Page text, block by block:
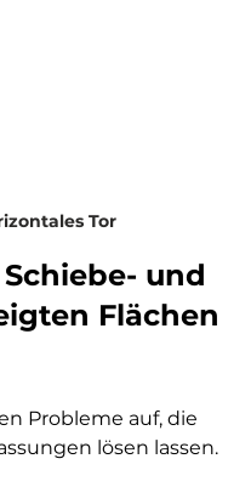
Tor
und
Flächen
Probleme auf, die
lösen lassen.